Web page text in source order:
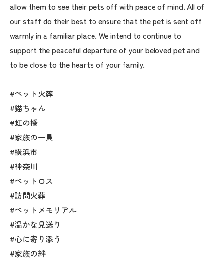
allow them to see their pets off with peace of mind. All of
our staff do their best to ensure that the pet is sent off
warmly in a familiar place. We intend to continue to
support the peaceful departure of your beloved pet and
to be close to the hearts of your family.
#ペット火葬
#猫ちゃん
#虹の橋
#家族の一員
#横浜市
#神奈川
#ペットロス
#訪問火葬
#ペットメモリアル
#温かな見送り
#心に寄り添う
#家族の絆